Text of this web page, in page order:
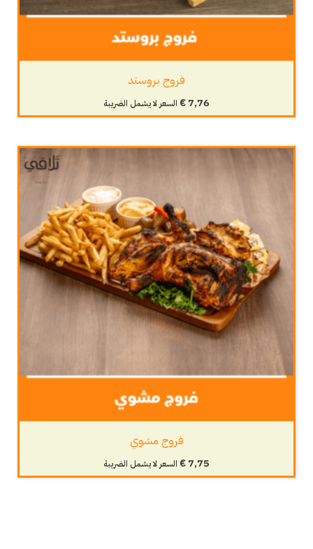
فروج بروستد
€7,76 السعر لا يشمل الضريبة
فروج مشوي
€7,75 السعر لا يشمل الضريبة